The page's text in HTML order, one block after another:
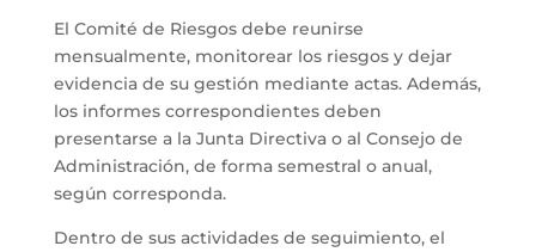
El Comité de Riesgos debe reunirse
mensualmente, monitorear los riesgos y dejar
evidencia de su gestión mediante actas. Además,
los informes correspondientes deben
presentarse a la Junta Directiva o al Consejo de
Administración, de forma semestral o anual,
según corresponda.
Dentro de sus actividades de seguimiento, el